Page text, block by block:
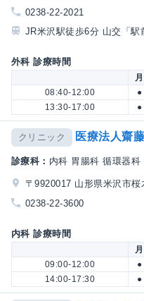
0238-22-2021
JR米沢駅徒歩6分 山交「駅
外科 診療時間
月
08:40-12:00
●
13:30-17:00
●
クリニック 医療法人齋
診療科： 内科 胃腸科 循環器科
〒9920017 山形県米沢市桜
0238-22-3600
内科 診療時間
月
09:00-12:00
●
14:00-17:30
●